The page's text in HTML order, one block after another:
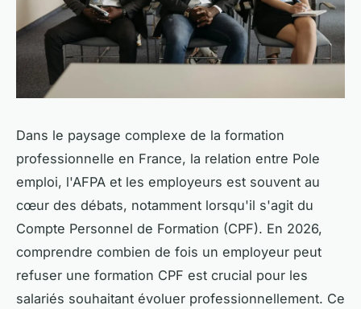
Dans le paysage complexe de la formation
professionnelle en France, la relation entre Pole
emploi, l'AFPA et les employeurs est souvent au
cœur des débats, notamment lorsqu'il s'agit du
Compte Personnel de Formation (CPF). En 2026,
comprendre combien de fois un employeur peut
refuser une formation CPF est crucial pour les
salariés souhaitant évoluer professionnellement. Ce